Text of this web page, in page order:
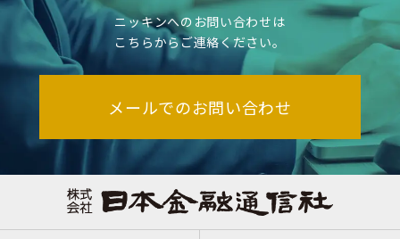
ニッキンへのお問い合わせは
こちらからご連絡ください。
メールでのお問い合わせ